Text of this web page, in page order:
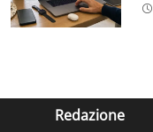
Redazione